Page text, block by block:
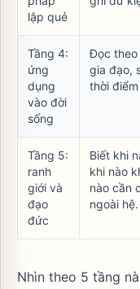
lập quẻ
Tầng 4:
ứng
dụng
vào đời
sống
Đọc theo
gia đạo,
thời
Tầng 5:
ranh
giới và
đạo
đức
Biết khi
khi nào
nào cần
ngoài hệ.
Nhìn theo 5 tầng